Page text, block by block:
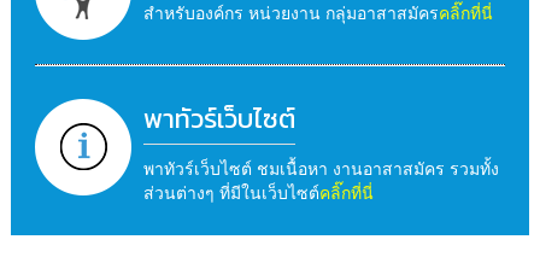
สำหรับองค์กร หน่วยงาน กลุ่มอาสาสมัครคลิ๊กที่นี่
พาทัวร์เว็บไซต์
พาทัวร์เว็บไซต์ ชมเนื้อหา งานอาสาสมัคร รวมทั้ง
ส่วนต่างๆ ที่มีในเว็บไซต์คลิ๊กที่นี่